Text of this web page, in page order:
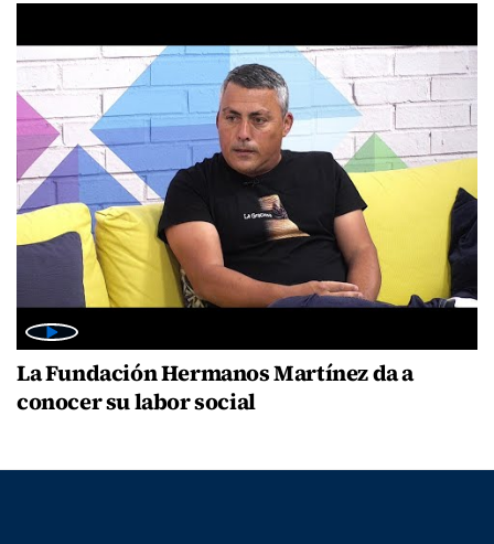
La Fundación Hermanos Martínez da a
conocer su labor social